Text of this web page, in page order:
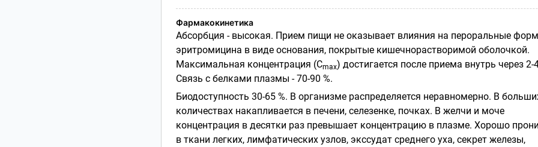
Фармакокинетика
Абсорбция - высокая. Прием пищи не оказывает влияния на пероральные
эритромицина в виде основания, покрытые кишечнорастворимой оболочкой.
Максимальная концентрация (Cmax) достигается после приема внутрь через 2-
Связь с белками плазмы - 70-90 %.
Биодоступность 30-65 %. В организме распределяется неравномерно. В
количествах накапливается в печени, селезенке, почках. В желчи и моче
концентрация в десятки раз превышает концентрацию в плазме. Хорошо
в ткани легких, лимфатических узлов, экссудат среднего уха, секрет железы,